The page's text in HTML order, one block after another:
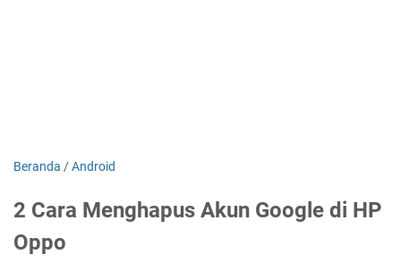
Beranda /Android
2 Cara Menghapus Akun Google di HP
Oppo